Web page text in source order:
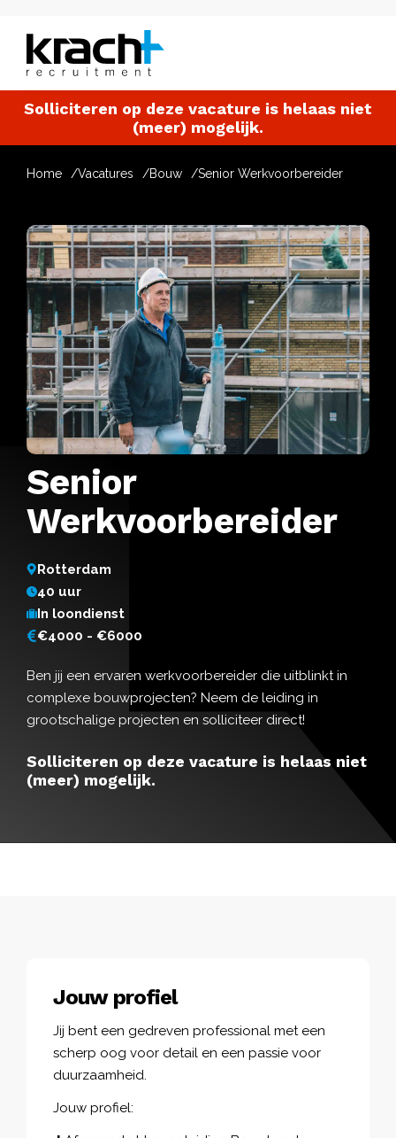
Solliciteren op deze vacature is helaas niet
(meer) mogelijk.
Home Vacatures Bouw Senior Werkvoorbereider
Senior
Werkvoorbereider
Rotterdam
40 uur
In loondienst
€4000 - €6000
Ben jij een ervaren werkvoorbereider die uitblinkt in
complexe bouwprojecten? Neem de leiding in
grootschalige projecten en solliciteer direct!
Solliciteren op deze vacature is helaas niet
(meer) mogelijk.
Jouw profiel
Jij bent een gedreven professional met een
scherp oog voor detail en een passie voor
duurzaamheid.
Jouw profiel: